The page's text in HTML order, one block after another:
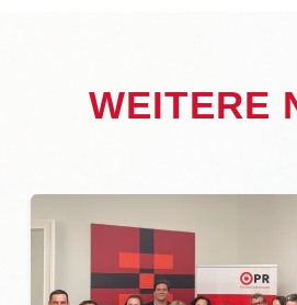
WEITERE